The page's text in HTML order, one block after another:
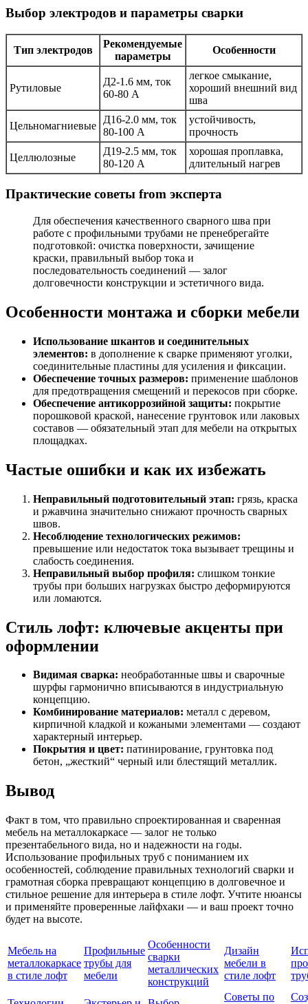
Выбор электродов и параметры сварки
Тип электродов
Рекомендуемые
параметры
Особенности
Рутиловые
Д2-1.6 мм, ток
60-80 А
легкое смыкание,
хороший внешний вид
шва
Цельномагниевые
Д16-2.0 мм, ток
80-100 А
устойчивость,
прочность
Целлюлозные
Д19-2.5 мм, ток
80-120 А
хорошая проплавка,
длительный нагрев
Практические советы from эксперта
Для обеспечения качественного сварного шва при
работе с профильными трубами не пренебрегайте
подготовкой: очистка поверхности, зачищение
краски, правильный выбор тока и
последовательность соединений — залог
долговечности конструкции и эстетичного вида.
Особенности монтажа и сборки мебели
Использование шкантов и соединительных
элементов: в дополнение к сварке применяют уголки,
соединительные пластины для усиления и фиксации.
Обеспечение точных размеров: применение шаблонов
для предотвращения смещений и перекосов при сборке.
Обеспечение антикоррозийной защиты: покрытие
порошковой краской, нанесение грунтовок или лаковых
составов — обязательный этап для мебели на открытых
площадках.
Частые ошибки и как их избежать
Неправильный подготовительный этап: грязь, краска
и ржавчина значительно снижают прочность сварных
швов.
Несоблюдение технологических режимов:
превышение или недостаток тока вызывает трещины и
слабость соединения.
Неправильный выбор профиля: слишком тонкие
трубы при больших нагрузках быстро деформируются
или ломаются.
Стиль лофт: ключевые акценты при
оформлении
Видимая сварка: необработанные швы и сварочные
шурфы гармонично вписываются в индустриальную
концепцию.
Комбинирование материалов: металл с деревом,
кирпичной кладкой и кожаными элементами — создают
характерный интерьер.
Покрытия и цвет: патинирование, грунтовка под
бетон, „жесткий“ черный или блестящий металлик.
Вывод
Факт в том, что правильно спроектированная и сваренная
мебель на металлокаркасе — залог не только
презентабельного вида, но и надежности на годы.
Использование профильных труб с пониманием их
особенностей, соблюдение правильных технологий сварки и
грамотная сборка превращают концепцию в долговечное и
стильное решение для интерьера в стиле лофт. Учтите нюансы
и применяйте проверенные лайфхаки — и ваш проект точно
будет на высоте.
Мебель на
металлокаркасе
в стиле лофт
Профильные
трубы для
мебели
Особенности
сварки
металлических
конструкций
Дизайн
мебели в
стиле лофт
Советы по